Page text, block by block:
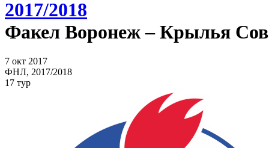
2017/2018
Факел Воронеж – Крылья
7 окт 2017
ФНЛ, 2017/2018
17 тур